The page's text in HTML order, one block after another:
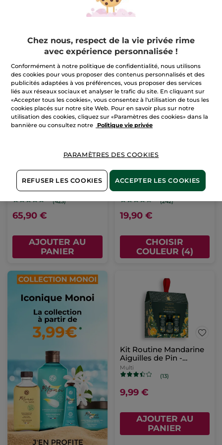
Concentré bi-phase
récupérateur nuit -
Anti-Âge Global
Flacon pipette 30 ml
(423)
65,90 €
AJOUTER AU
PANIER
Rouge Elixir Glow
Stick 3.5 g - 4 teintes
(242)
19,90 €
CHOISIR
COULEUR (4)
Kit Routine Mandarine
Aiguilles de Pin -
Edition limitée
Multi
(13)
9,99 €
AJOUTER AU
PANIER
Chez nous, respect de la vie privée rime
avec expérience personnalisée !
Conformément à notre politique de confidentialité, nous utilisons
des cookies pour vous proposer des contenus personnalisés et des
publicités adaptées à vos préférences, vous proposer des services
liés aux réseaux sociaux et analyser le trafic du site. En cliquant sur
«Accepter tous les cookies», vous consentez à l'utilisation de tous les
cookies placés sur notre site Web. Pour en savoir plus sur notre
utilisation des cookies, cliquez sur «Paramètres des cookies» dans la
bannière ou consultez notre
Politique vie privée
PARAMÈTRES DES COOKIES
REFUSER LES COOKIES ACCEPTER LES COOKIES